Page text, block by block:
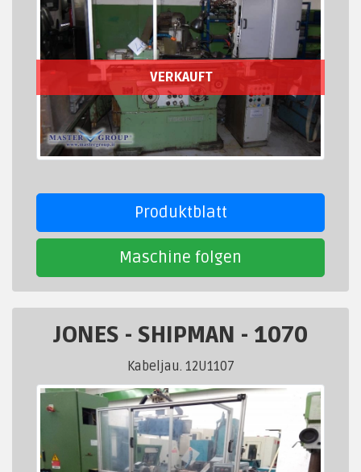
VERKAUFT
Produktblatt
Maschine folgen
JONES - SHIPMAN - 1070
Kabeljau. 12U1107